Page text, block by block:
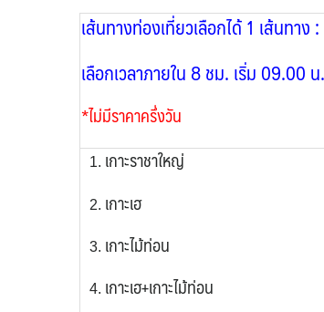
เส้นทางท่องเที่ยวเลือกได้ 1 เส้นทาง
เลือกเวลาภายใน 8 ชม. เริ่ม 09.00
*ไม่มีราคาครึ่งวัน
เกาะราชาใหญ่
เกาะเฮ
เกาะไม้ท่อน
เกาะเฮ+เกาะไม้ท่อน